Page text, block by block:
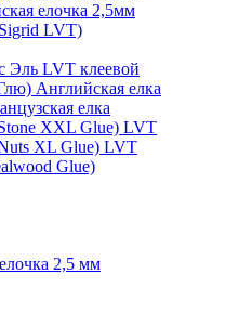
елочка 2,5мм
LVT)
Эль LVT клеевой
Английская елка
елка
XXL Glue) LVT
XL Glue) LVT
Glue)
2,5 мм